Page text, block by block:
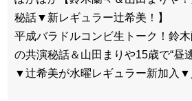
秘話▼新レギュラー辻希美！】
平成バラドルコンビ生トーク！鈴
の共演秘話＆山田まりや15歳で“昼
▼辻希美が水曜レギュラー新加入▼